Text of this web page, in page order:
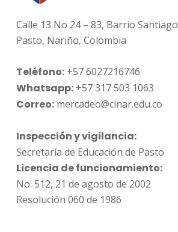
Calle 13 No 24 – 83, Barrio Santiago
Pasto, Nariño, Colombia
Teléfono:+57 6027216746
Whatsapp:+57 317 503 1063
Correo:mercadeo@cinar.edu.co
Inspección y vigilancia:
Secretaría de Educación de Pasto
Licencia de funcionamiento:
No. 512, 21 de agosto de 2002
Resolución 060 de 1986